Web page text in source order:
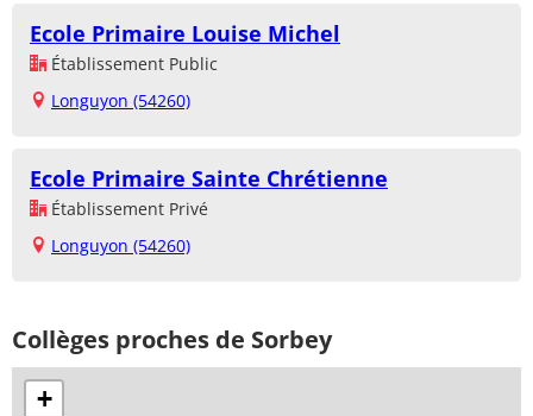
Ecole Primaire Louise Michel
Établissement Public
Longuyon (54260)
Ecole Primaire Sainte Chrétienne
Établissement Privé
Longuyon (54260)
Collèges proches de Sorbey
+